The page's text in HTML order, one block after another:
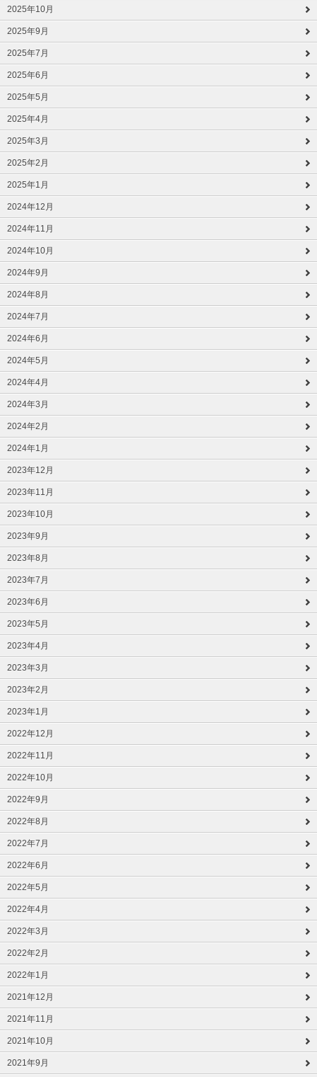
2025年10月
2025年9月
2025年7月
2025年6月
2025年5月
2025年4月
2025年3月
2025年2月
2025年1月
2024年12月
2024年11月
2024年10月
2024年9月
2024年8月
2024年7月
2024年6月
2024年5月
2024年4月
2024年3月
2024年2月
2024年1月
2023年12月
2023年11月
2023年10月
2023年9月
2023年8月
2023年7月
2023年6月
2023年5月
2023年4月
2023年3月
2023年2月
2023年1月
2022年12月
2022年11月
2022年10月
2022年9月
2022年8月
2022年7月
2022年6月
2022年5月
2022年4月
2022年3月
2022年2月
2022年1月
2021年12月
2021年11月
2021年10月
2021年9月